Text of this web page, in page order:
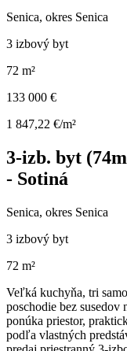
Senica, okres Senica
3 izbový byt
72 m²
133 000 €
1 847,22 €/m²
3-izb. byt
- Sotiná
Senica, okres Senica
3 izbový byt
72 m²
Veľká kuchyňa, tri
poschodie bez
ponúka priestor,
podľa vlastných